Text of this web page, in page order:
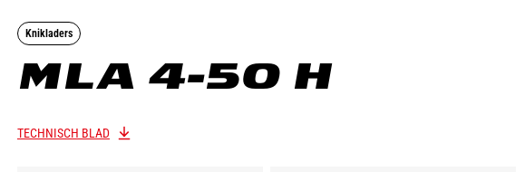
Knikladers
MLA 4-50 H
TECHNISCH BLAD